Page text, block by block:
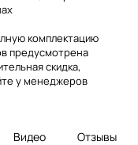
комплектацию
предусмотрена
скидка,
у менеджеров
Видео Отзывы